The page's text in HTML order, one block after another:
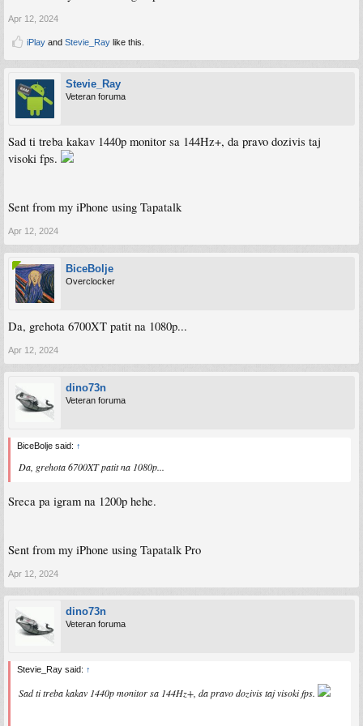
Apr 12, 2024
iPlay and Stevie_Ray like this.
Stevie_Ray
Veteran foruma
Sad ti treba kakav 1440p monitor sa 144Hz+, da pravo dozivis taj
visoki fps.
Sent from my iPhone using Tapatalk
Apr 12, 2024
BiceBolje
Overclocker
Da, grehota 6700XT patit na 1080p...
Apr 12, 2024
dino73n
Veteran foruma
BiceBolje said: ↑
Da, grehota 6700XT patit na 1080p...
Sreca pa igram na 1200p hehe.
Sent from my iPhone using Tapatalk Pro
Apr 12, 2024
dino73n
Veteran foruma
Stevie_Ray said: ↑
Sad ti treba kakav 1440p monitor sa 144Hz+, da pravo dozivis taj visoki fps.